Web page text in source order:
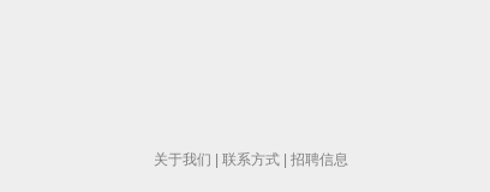
关于我们 联系方式 招聘信息